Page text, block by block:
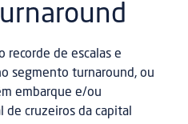
recorde de escalas e
segmento turnaround, ou
embarque e/ou
de cruzeiros da capital